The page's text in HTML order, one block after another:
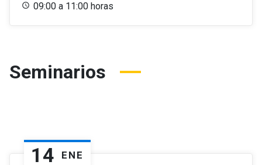
09:00 a 11:00 horas
Seminarios
14 ENE